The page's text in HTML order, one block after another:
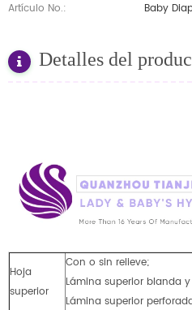
Artículo No.: Baby
Detalles del
Hoja
superior
Con o sin relieve;
Lámina superior blanda
Lámina superior